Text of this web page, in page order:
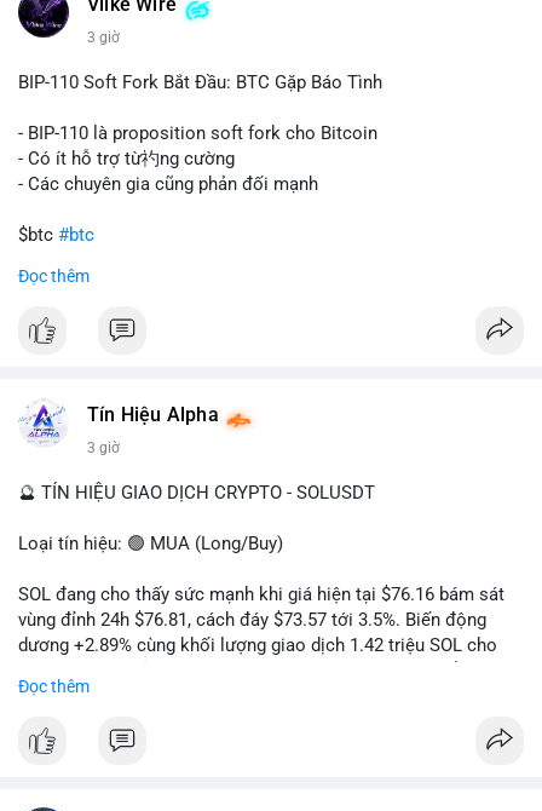
này có thể phản ánh ba kịch bản chính: thứ nhất, cá voi đang
chuẩn bị thanh khoản bằng cách chuyển lên sàn giao dịch, tạo
để nắm giữ dài hạn, thể hiện niềm tin vào xu hướng tăng; thứ
tán rủi ro. Với mức giá 65K, khối lượng này không quá lớn để
gây sốc thanh khoản tức thời, nhưng vẫn đủ sức tạo biến động
tâm lý ngắn hạn nếu hướng đến sàn tập trung.
Lời khuyên cho nhà đầu tư nhỏ lẻ:
hướng đi của dòng tiền. Tránh hành động theo cảm xúc, ưu
rõ ràng về đích đến của số BTC này.
#dongtienlon
Vlike Wire
3 giờ
BIP-110 Soft Fork Bắt Đầu: BTC Gặp Báo Tình
- BIP-110 là proposition soft fork cho Bitcoin
- Có ít hỗ trợ từ礿ng cường
- Các chuyên gia cũng phản đối mạnh
$btc #btc
#vlikevn
📰 Nguồn: CoinDesk
Đọc thêm
Tín Hiệu Alpha
3 giờ
🔮 TÍN HIỆU GIAO DỊCH CRYPTO - SOLUSDT
Loại tín hiệu: 🟢 MUA (Long/Buy)
SOL đang cho thấy sức mạnh khi giá hiện tại $76.16 bám sát
vùng đỉnh 24h $76.81, cách đáy $73.57 tới 3.5%. Biến động
dương +2.89% cùng khối lượng giao dịch 1.42 triệu SOL cho
hoàn toàn nhịp điều chỉnh.
Khuyến nghị giao dịch cụ thể:
Đọc thêm